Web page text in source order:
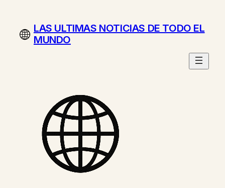
contenidoLAS ULTIMAS NOTICIAS DE TODO EL
MUNDO